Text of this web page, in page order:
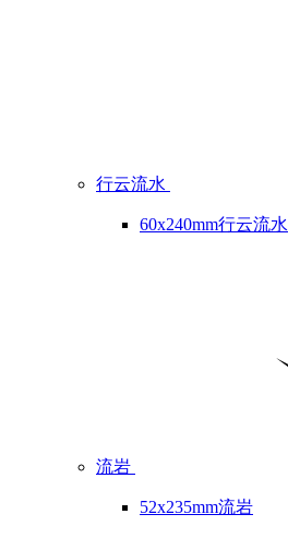
行云流水
60x240mm行云流水
流岩
52x235mm流岩